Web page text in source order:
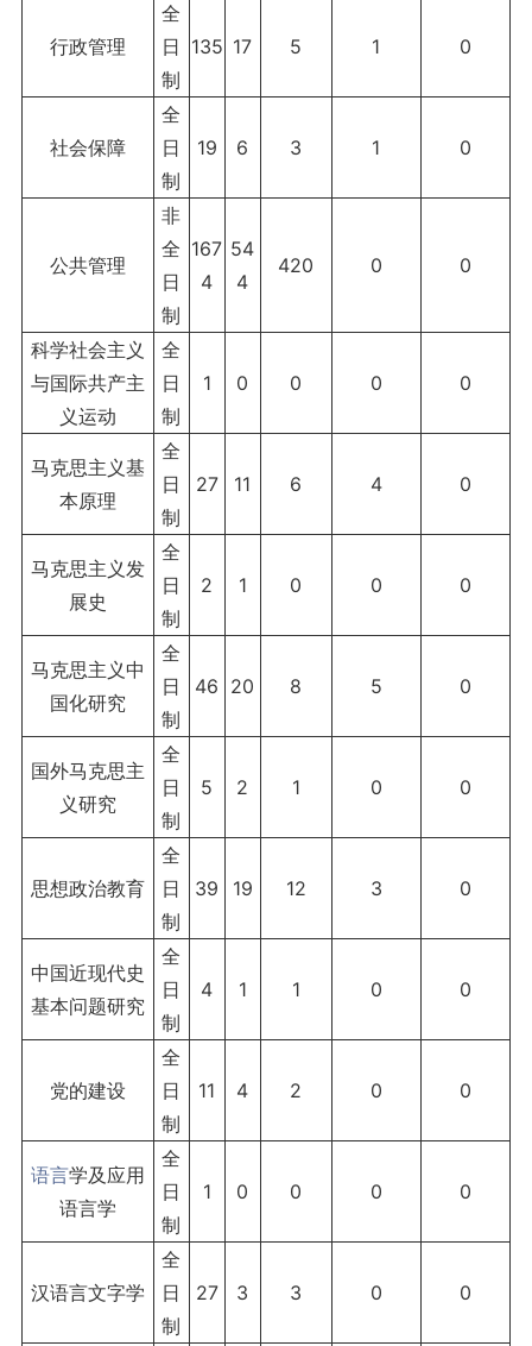
行政管理
全
日
制
135 17 5 1 0
社会保障
全
日
制
19 6 3 1 0
公共管理
非
全
日
制
167
4
54
4
420 0 0
科学社会主义
与国际共产主
义运动
全
日
制
1 0 0 0 0
马克思主义基
本原理
全
日
制
27 11 6 4 0
马克思主义发
展史
全
日
制
2 1 0 0 0
马克思主义中
国化研究
全
日
制
46 20 8 5 0
国外马克思主
义研究
全
日
制
5 2 1 0 0
思想政治教育
全
日
制
39 19 12 3 0
中国近现代史
基本问题研究
全
日
制
4 1 1 0 0
党的建设
全
日
制
11 4 2 0 0
语言学及应用
语言学
全
日
制
1 0 0 0 0
汉语言文字学
全
日
制
27 3 3 0 0